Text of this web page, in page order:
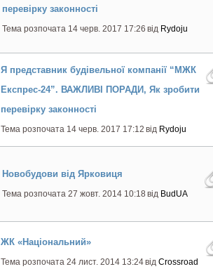
перевірку законності
Тема розпочата 14 черв. 2017 17:26 від Rydoju
Я представник будівельної компанії “МЖК
Експрес-24”. ВАЖЛИВІ ПОРАДИ, Як зробити
перевірку законності
Тема розпочата 14 черв. 2017 17:12 від Rydoju
Новобудови від Ярковиця
Тема розпочата 27 жовт. 2014 10:18 від BudUA
ЖК «Національний»
Тема розпочата 24 лист. 2014 13:24від Crossroad